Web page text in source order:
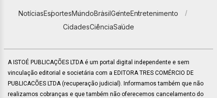
NotíciasEsportesMundoBrasilGenteEntretenimento
CidadesCiênciaSaúde
A ISTOÉ PUBLICAÇÕES LTDA é um portal digital independente e sem
vinculação editorial e societária com a EDITORA TRES COMÉRCIO DE
PUBLICACÕES LTDA (recuperação judicial). Informamos também que não
realizamos cobranças e que também não oferecemos cancelamento do